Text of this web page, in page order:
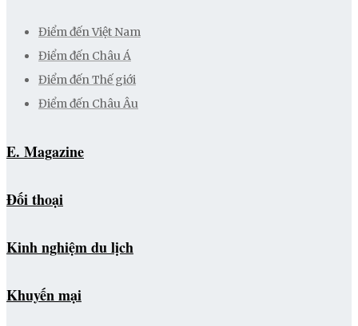
Điểm đến Việt Nam
Điểm đến Châu Á
Điểm đến Thế giới
Điểm đến Châu Âu
E. Magazine
Đối thoại
Kinh nghiệm du lịch
Khuyến mại